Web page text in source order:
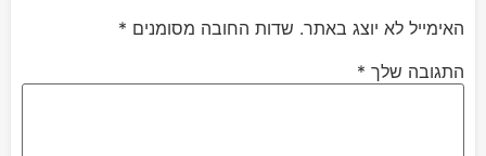
האימייל לא יוצג באתר. שדות החובה מסומנים *
התגובה שלך *